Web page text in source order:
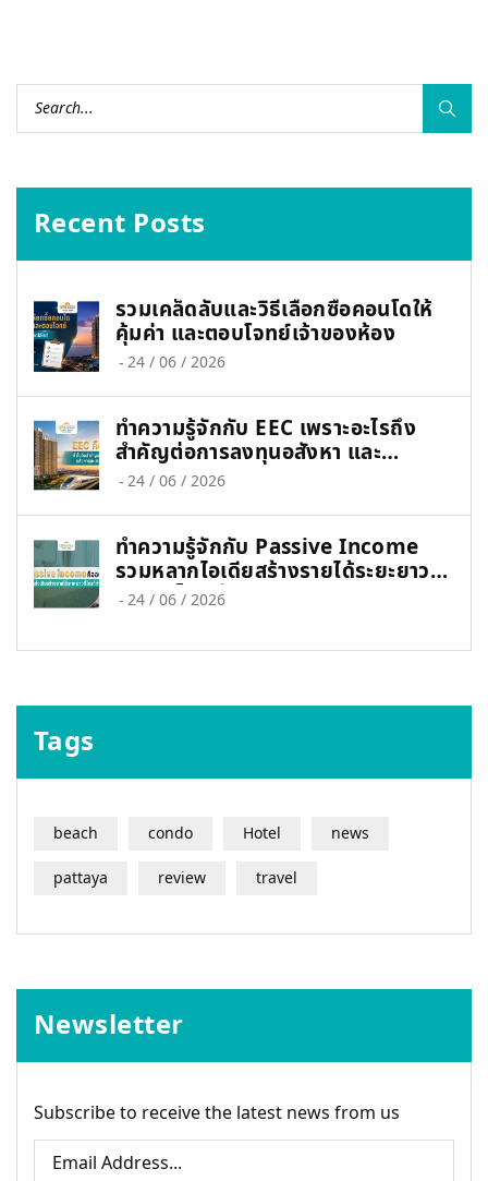
Recent Posts
รวมเคล็ดลับและวิธีเลือกซื้อคอนโดให้
คุ้มค่า และตอบโจทย์เจ้าของห้อง
-24 / 06 / 2026
ทำความรู้จักกับ EEC เพราะอะไรถึง
สำคัญต่อการลงทุนอสังหา และ
เศรษฐกิจไทย
-24 / 06 / 2026
ทำความรู้จักกับ Passive Income
รวมหลากไอเดียสร้างรายได้ระยะยาวที่
ใคร ๆ ก็ทำได้
-24 / 06 / 2026
Tags
beach condo Hotel
news
pattaya
review travel
Newsletter
Subscribe to receive the latest news from us